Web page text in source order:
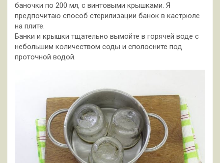
баночки по 200 мл, с винтовыми крышками. Я
предпочитаю способ стерилизации банок в кастрюле
на плите.
Банки и крышки тщательно вымойте в горячей воде с
небольшим количеством соды и сполосните под
проточной водой.